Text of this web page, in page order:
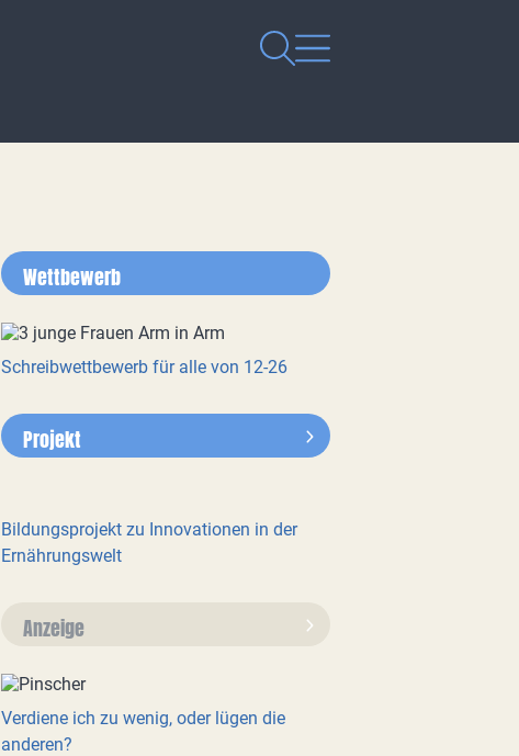
Wettbewerb
Schreibwettbewerb für alle von 12-26
Projekt
Bildungsprojekt zu Innovationen in der
Ernährungswelt
Anzeige
Verdiene ich zu wenig, oder lügen die
anderen?